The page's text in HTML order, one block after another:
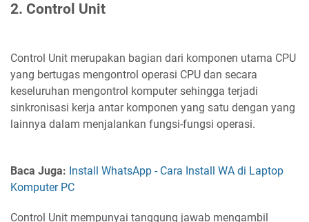
2. Control Unit
Control Unit merupakan bagian dari komponen utama CPU
yang bertugas mengontrol operasi CPU dan secara
keseluruhan mengontrol komputer sehingga terjadi
sinkronisasi kerja antar komponen yang satu dengan yang
lainnya dalam menjalankan fungsi-fungsi operasi.
Baca Juga: Install WhatsApp - Cara Install WA di Laptop
Komputer PC
Control Unit mempunyai tanggung jawab mengambil